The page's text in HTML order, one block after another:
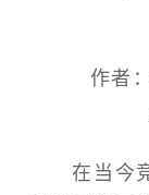
作者
在当今